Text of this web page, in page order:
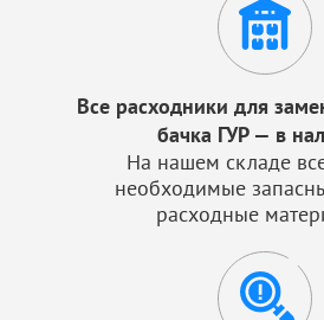
Все расходники для
бачка ГУР — в
На нашем складе
необходимые
расходные